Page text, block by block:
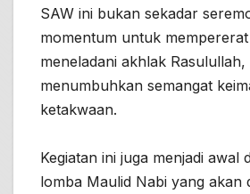
SAW ini bukan sekadar
momentum untuk
meneladani akhlak Rasulullah,
menumbuhkan semangat
ketakwaan.
Kegiatan ini juga menjadi awal
lomba Maulid Nabi yang akan